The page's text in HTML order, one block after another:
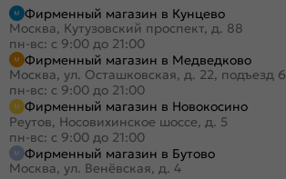
Фирменный магазин в Кунцево
Москва, Кутузовский проспект, д. 88
пн-вс: с 9:00 до 21:00
Фирменный магазин в Медведково
Москва, ул. Осташковская, д. 22, подъезд 6
пн-вс: с 9:00 до 21:00
Фирменный магазин в Новокосино
Реутов, Носовихинское шоссе, д. 5
пн-вс: с 9:00 до 21:00
Фирменный магазин в Бутово
Москва, ул. Венёвская, д. 4